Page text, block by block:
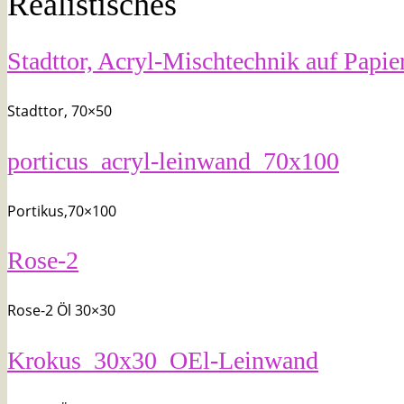
Stadttor, Acryl-Mischtechnik auf
Stadttor, 70×50
porticus_acryl-leinwand_70x100
Portikus,70×100
Rose-2
Rose-2 Öl 30×30
Krokus_30x30_OEl-Leinwand